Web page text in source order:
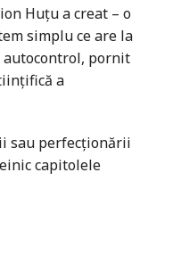
Huţu a creat – o
simplu ce are la
autocontrol, pornit
a
sau perfecţionării
capitolele